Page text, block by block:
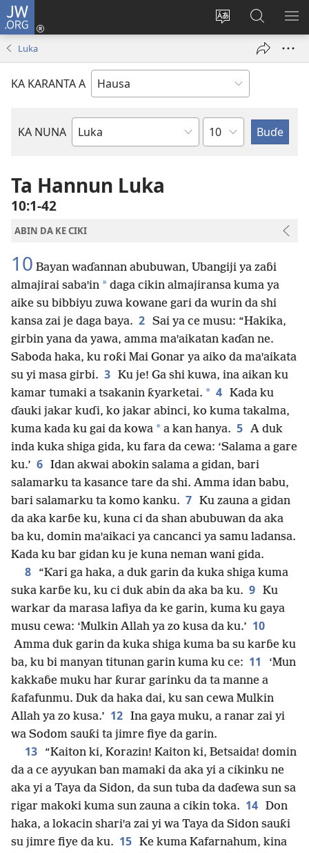
JW.ORG
Ka
dandalin
Ka
Shiga
window)
Bincika
JW.ORG
KA
Luka
KA KARANTA A
KA NUNA
Littattafan
Tsarki
Babi
Ta Hannun Luka
10:1-42
ABIN DA KE CIKI
10 Bayan waɗannan abubuwan, Ubangiji ya zaɓi
almajirai sabaꞌin * daga cikin almajiransa kuma ya
aike su bibbiyu zuwa kowane gari da wurin da shi
kansa zai je daga baya. 2 Sai ya ce musu: “Hakika,
girbin yana da yawa, amma maꞌaikatan kaɗan ne.
Saboda haka, ku roƙi Mai Gonar ya aiko da maꞌaikata
su yi masa girbi. 3 Ku je! Ga shi kuwa, ina aikan ku
kamar tumaki a tsakanin ƙyarketai. * 4 Kada ku
ɗauki jakar kuɗi, ko jakar abinci, ko kuma takalma,
kuma kada ku gai da kowa * a kan hanya. 5 A duk
inda kuka shiga gida, ku fara da cewa: ‘Salama a gare
ku.’ 6 Idan akwai abokin salama a gidan, bari
salamarku ta kasance tare da shi. Amma idan babu,
bari salamarku ta komo kanku. 7 Ku zauna a gidan
da aka karɓe ku, kuna ci da shan abubuwan da aka
ba ku, domin maꞌaikaci ya cancanci ya samu ladansa.
Kada ku bar gidan ku je kuna neman wani gida.
8
“Ƙari ga haka, a duk garin da kuka shiga kuma
suka karɓe ku, ku ci duk abin da aka ba ku. 9 Ku
warkar da marasa lafiya da ke garin, kuma ku gaya
musu cewa: ‘Mulkin Allah ya zo kusa da ku.’ 10
Amma duk garin da kuka shiga kuma ba su karɓe ku
ba, ku bi manyan titunan garin kuma ku ce: 11
‘Mun
kakkaɓe muku har ƙurar garinku da ta manne a
ƙafafunmu. Duk da haka dai, ku san cewa Mulkin
Allah ya zo kusa.’ 12 Ina gaya muku, a ranar zai yi
wa Sodom sauƙi ta jimre fiye da garin.
13
“Kaiton ki, Korazin! Kaiton ki, Betsaida! domin
da a ce ayyukan ban mamaki da aka yi a cikinku ne
aka yi a Taya da Sidon, da sun tuba da daɗewa sun sa
rigar makoki kuma sun zauna a cikin toka. 14 Don
haka, a lokacin shariꞌa zai yi wa Taya da Sidon sauƙi
su jimre fiye da ku. 15 Ke kuma Kafarnahum, kina